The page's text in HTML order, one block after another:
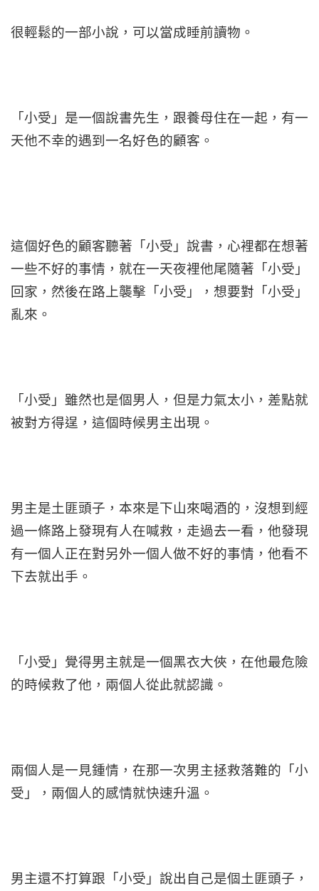
很輕鬆的一部小說，可以當成睡前讀物。
「小受」是一個說書先生，跟養母住在一起，有一
天他不幸的遇到一名好色的顧客。
這個好色的顧客聽著「小受」說書，心裡都在想著
一些不好的事情，就在一天夜裡他尾隨著「小受」
回家，然後在路上襲擊「小受」，想要對「小受」
亂來。
「小受」雖然也是個男人，但是力氣太小，差點就
被對方得逞，這個時候男主出現。
男主是土匪頭子，本來是下山來喝酒的，沒想到經
過一條路上發現有人在喊救，走過去一看，他發現
有一個人正在對另外一個人做不好的事情，他看不
下去就出手。
「小受」覺得男主就是一個黑衣大俠，在他最危險
的時候救了他，兩個人從此就認識。
兩個人是一見鍾情，在那一次男主拯救落難的「小
受」，兩個人的感情就快速升溫。
男主還不打算跟「小受」說出自己是個土匪頭子，